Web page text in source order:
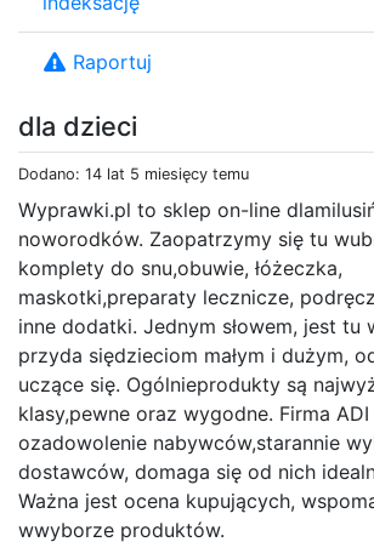
dla dzieci
Dodano: 14 lat 5 miesięcy temu
Wyprawki.pl to sklep on-line
noworodków. Zaopatrzymy się tu
komplety do snu,obuwie, łóżeczka,
maskotki,preparaty lecznicze,
inne dodatki. Jednym słowem, jest tu
przyda siędzieciom małym i dużym,
uczące się. Ogólnieprodukty są
klasy,pewne oraz wygodne. Firma
ozadowolenie nabywców,starannie
dostawców, domaga się od nich
Ważna jest ocena kupujących,
wwyborze produktów.
Raportuj